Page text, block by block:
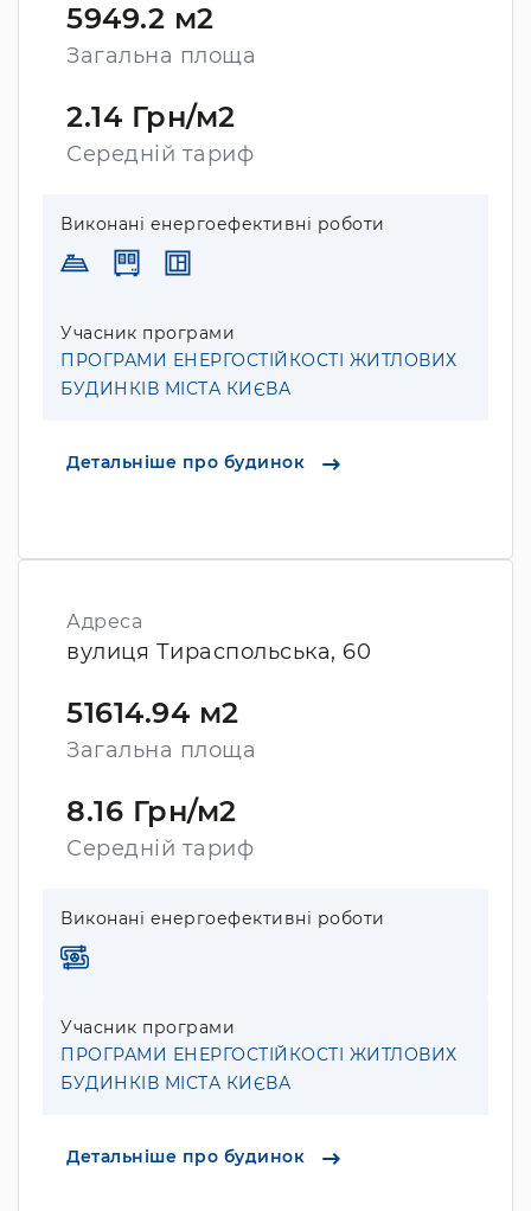
5949.2 м2
Загальна площа
2.14 Грн/м2
Середній тариф
Виконані енергоефективні роботи
Учасник програми
ПРОГРАМИ ЕНЕРГОСТІЙКОСТІ ЖИТЛОВИХ
БУДИНКІВ МІСТА КИЄВА
Детальніше про будинок
Адреса
вулиця Тираспольська, 60
51614.94 м2
Загальна площа
8.16 Грн/м2
Середній тариф
Виконані енергоефективні роботи
Учасник програми
ПРОГРАМИ ЕНЕРГОСТІЙКОСТІ ЖИТЛОВИХ
БУДИНКІВ МІСТА КИЄВА
Детальніше про будинок